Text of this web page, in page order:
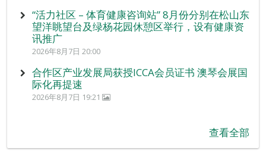
“活力社区 – 体育健康咨询站” 8月份分别在松山东
望洋眺望台及绿杨花园休憩区举行，设有健康资
讯推广
2026年8月7日 20:00
合作区产业发展局获授ICCA会员证书 澳琴会展国
际化再提速
2026年8月7日 19:21
查看全部